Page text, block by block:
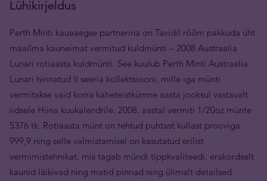
Lühikirjeldus
Perth Minti kauaaegse partnerina on Tavidil rõõm pakkuda üht
maailma kauneimat vermitud kuldmünti ­– 2008 Austraalia
Lunari rotiaasta kuldmünti. See kuulub Perth Minti Austraalia
Lunari hinnatud II seeria kollektsiooni, mille iga münti
vermitakse vaid korra kaheteistkümne aasta jooksul vastavalt
iidsele Hiina kuukalendrile. 2008. aastal vermiti 1/20oz münte
5376 tk. Rotiaasta münt on tehtud puhtast kullast prooviga
999,9 ning selle valmistamisel on kasutatud erilist
vermimistehnikat, mis tagab mündi tippkvaliteedi, erakordselt
kaunid läikivad ning matid pinnad ning ülimalt detailsed